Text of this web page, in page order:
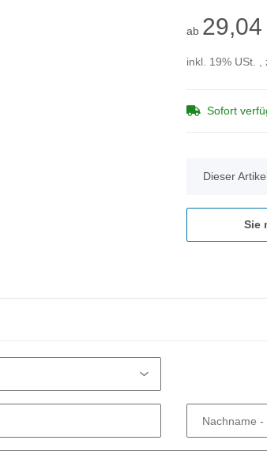
ab 29,04
inkl. 19% USt. ,
Sofort
x
Dieser
Sie
Nachname -